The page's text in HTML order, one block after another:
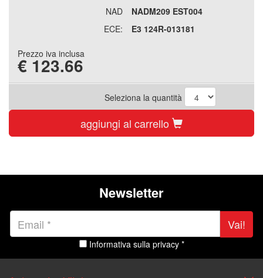
NAD
NADM209 EST004
ECE:
E3 124R-013181
Prezzo iva inclusa
€ 123.66
Seleziona la quantità
aggiungi al carrello
Newsletter
Vai!
Informativa sulla privacy *